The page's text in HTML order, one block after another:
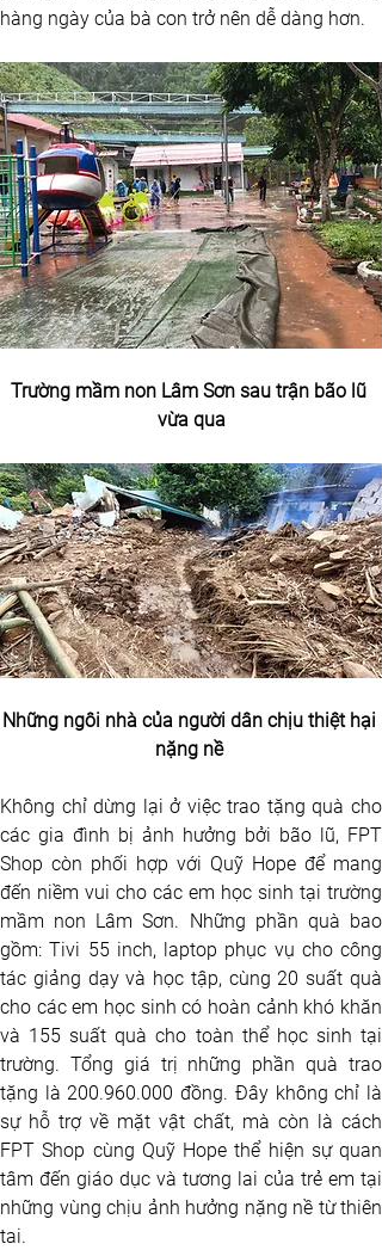
hàng ngày của bà con trở nên dễ dàng hơn.
Trường mầm non Lâm Sơn sau trận bão lũ
vừa qua
Những ngôi nhà của người dân chịu thiệt hại
nặng nề
Không chỉ dừng lại ở việc trao tặng quà cho
các gia đình bị ảnh hưởng bởi bão lũ, FPT
Shop còn phối hợp với Quỹ Hope để mang
đến niềm vui cho các em học sinh tại trường
mầm non Lâm Sơn. Những phần quà bao
gồm: Tivi 55 inch, laptop phục vụ cho công
tác giảng dạy và học tập, cùng 20 suất quà
cho các em học sinh có hoàn cảnh khó khăn
và 155 suất quà cho toàn thể học sinh tại
trường. Tổng giá trị những phần quà trao
tặng là 200.960.000 đồng. Đây không chỉ là
sự hỗ trợ về mặt vật chất, mà còn là cách
FPT Shop cùng Quỹ Hope thể hiện sự quan
tâm đến giáo dục và tương lai của trẻ em tại
những vùng chịu ảnh hưởng nặng nề từ thiên
tai.